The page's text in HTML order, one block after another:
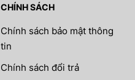
CHÍNH SÁCH
Chính sách bảo mật thông
tin
Chính sách đổi trả